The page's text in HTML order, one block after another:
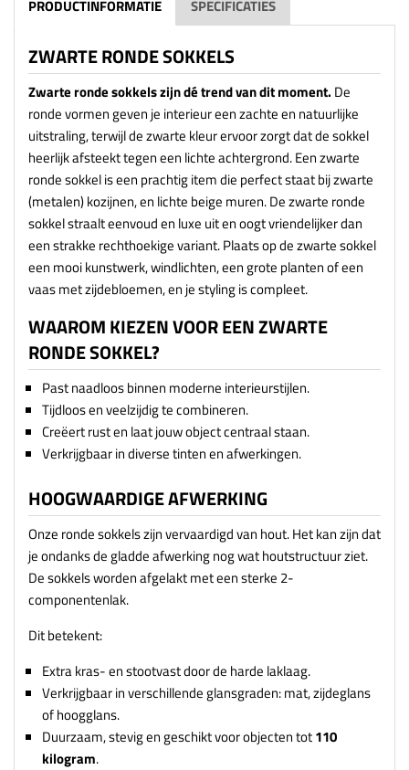
PRODUCTINFORMATIE SPECIFICATIES
ZWARTE RONDE SOKKELS
Zwarte ronde sokkels zijn dé trend van dit moment. De
ronde vormen geven je interieur een zachte en natuurlijke
uitstraling, terwijl de zwarte kleur ervoor zorgt dat de sokkel
heerlijk afsteekt tegen een lichte achtergrond. Een zwarte
ronde sokkel is een prachtig item die perfect staat bij zwarte
(metalen) kozijnen, en lichte beige muren. De zwarte ronde
sokkel straalt eenvoud en luxe uit en oogt vriendelijker dan
een strakke rechthoekige variant. Plaats op de zwarte sokkel
een mooi kunstwerk, windlichten, een grote planten of een
vaas met zijdebloemen, en je styling is compleet.
WAAROM KIEZEN VOOR EEN ZWARTE
RONDE SOKKEL?
Past naadloos binnen moderne interieurstijlen.
Tijdloos en veelzijdig te combineren.
Creëert rust en laat jouw object centraal staan.
Verkrijgbaar in diverse tinten en afwerkingen.
HOOGWAARDIGE AFWERKING
Onze ronde sokkels zijn vervaardigd van hout. Het kan zijn dat
je ondanks de gladde afwerking nog wat houtstructuur ziet.
De sokkels worden afgelakt met een sterke 2-
componentenlak.
Dit betekent:
Extra kras- en stootvast door de harde laklaag.
Verkrijgbaar in verschillende glansgraden: mat, zijdeglans
of hoogglans.
Duurzaam, stevig en geschikt voor objecten tot110
kilogram.